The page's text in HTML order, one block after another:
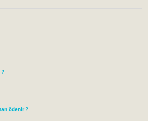
?
ödenir ?